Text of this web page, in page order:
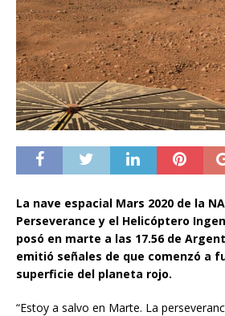
La nave espacial Mars 2020 de la
Perseverance y el Helicóptero
posó en marte a las 17.56 de
emitió señales de que comenzó a
superficie del planeta rojo.
“Estoy a salvo en Marte. La